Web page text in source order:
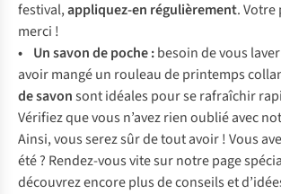
festival,appliquez-en régulièrement. Votre
merci !
• Unsavon de poche:besoin de vous
avoir mangé un rouleau de printemps
de savonsont idéales pour se rafraîchir
Vérifiez que vous n’avez rien oublié avec
Ainsi, vous serez sûr de tout avoir ! Vous
été ? Rendez-vous vite sur notre page
découvrez encore plus de conseils et